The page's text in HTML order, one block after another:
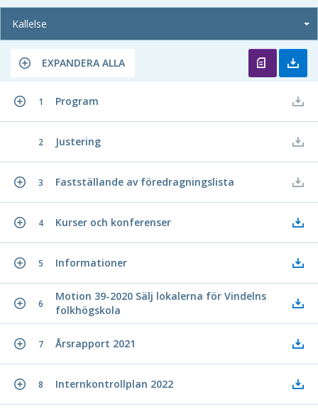
Kallelse
EXPANDERA ALLA
1 Program
2 Justering
3 Fastställande av föredragningslista
4 Kurser och konferenser
5 Informationer
6
Motion 39-2020 Sälj lokalerna för Vindelns
folkhögskola
7 Årsrapport 2021
8 Internkontrollplan 2022